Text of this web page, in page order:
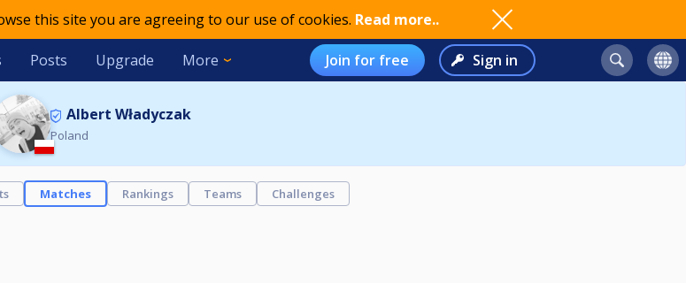
this site you are agreeing to our use of cookies. Read more..
Posts Upgrade More Join for free Sign in
Albert Władyczak
Poland
Matches Rankings Teams Challenges